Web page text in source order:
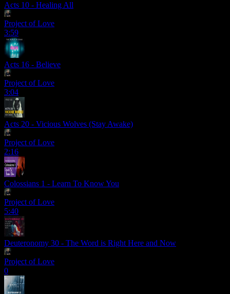
Acts 10 - Healing All
Project of Love
3:59
Acts 16 - Believe
Project of Love
3:04
Acts 20 - Vicious Wolves (Stay Awake)
Project of Love
2:16
Colossians 1 - Learn To Know You
Project of Love
5:40
Deuteronomy 30 - The Word is Right Here and Now
Project of Love
0